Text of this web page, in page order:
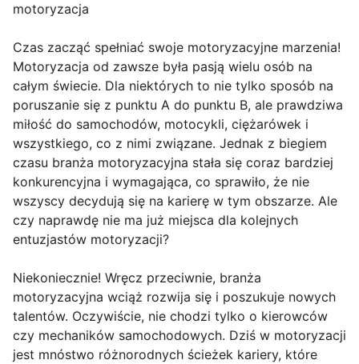
motoryzacja
Czas zacząć spełniać swoje motoryzacyjne marzenia!
Motoryzacja od zawsze była pasją wielu osób na
całym świecie. Dla niektórych to nie tylko sposób na
poruszanie się z punktu A do punktu B, ale prawdziwa
miłość do samochodów, motocykli, ciężarówek i
wszystkiego, co z nimi związane. Jednak z biegiem
czasu branża motoryzacyjna stała się coraz bardziej
konkurencyjna i wymagająca, co sprawiło, że nie
wszyscy decydują się na karierę w tym obszarze. Ale
czy naprawdę nie ma już miejsca dla kolejnych
entuzjastów motoryzacji?
Niekoniecznie! Wręcz przeciwnie, branża
motoryzacyjna wciąż rozwija się i poszukuje nowych
talentów. Oczywiście, nie chodzi tylko o kierowców
czy mechaników samochodowych. Dziś w motoryzacji
jest mnóstwo różnorodnych ścieżek kariery, które